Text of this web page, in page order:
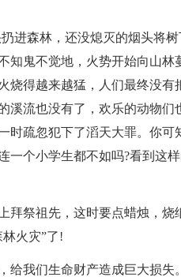
进森林，还没熄灭的烟头将
知鬼不觉地，火势开始向山林
烧得越来越猛，人们最终没有
溪流也没有了，欢乐的动物们
时疏忽犯下了滔天大罪。你可
一个小学生都不如吗?看到这
拜祭祖先，这时要点蜡烛，烧
火灾”了!
给我们生命财产造成巨大损失